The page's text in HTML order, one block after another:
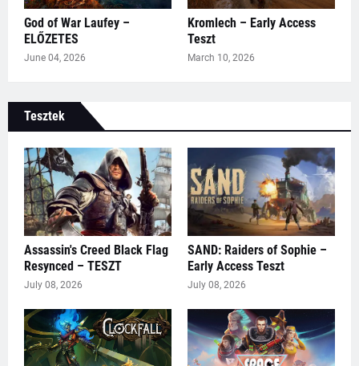
God of War Laufey –
ELŐZETES
June 04, 2026
Kromlech – Early Access
Teszt
March 10, 2026
Tesztek
Assassin's Creed Black Flag
Resynced – TESZT
July 08, 2026
SAND: Raiders of Sophie –
Early Access Teszt
July 08, 2026